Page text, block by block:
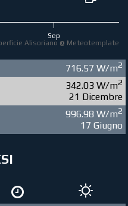
Sep
Alisoriano @ Meteotemplate
716.57 W/m2
342.03 W/m2
21 Dicembre
996.98 W/m2
17 Giugno